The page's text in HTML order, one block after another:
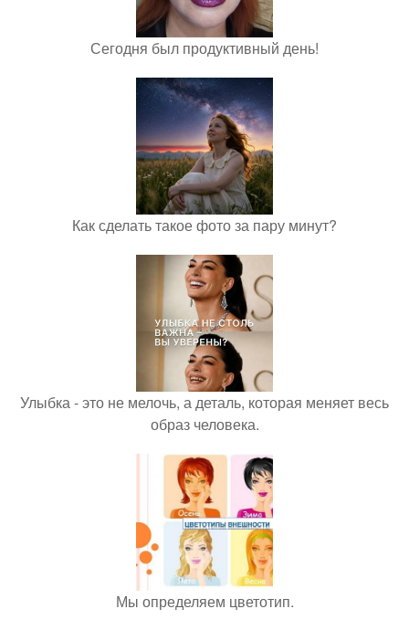
Сегодня был продуктивный день!
Как сделать такое фото за пару минут?
Улыбка - это не мелочь, а деталь, которая меняет весь
образ человека.
Мы определяем цветотип.